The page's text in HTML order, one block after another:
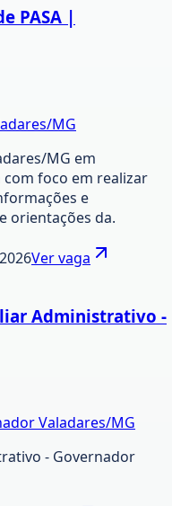
PASA |
MG
MG em
com foco em realizar
e
orientações da.
Ver vaga
Administrativo -
Valadares/MG
- Governador